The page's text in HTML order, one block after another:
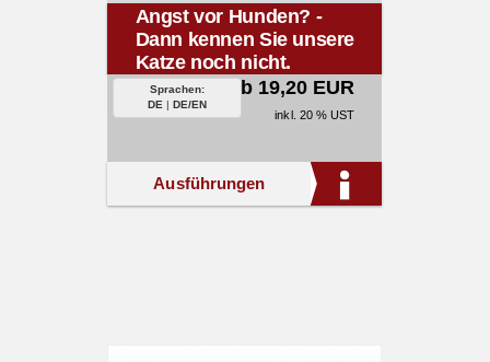
Angst vor Hunden? -
Dann kennen Sie unsere
Katze noch nicht.
Sprachen:
DE | DE/EN
ab 19,20 EUR
inkl. 20 % UST
Ausführungen